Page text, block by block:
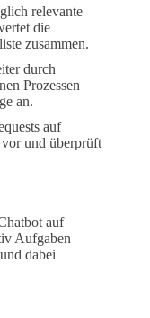
relevante
die
zusammen.
durch
Prozessen
an.
auf
vor und überprüft
auf
Aufgaben
dabei